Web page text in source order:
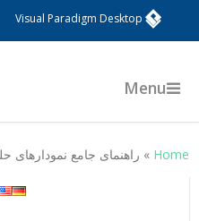
Visual Paradigm Desktop
Menu
Home
» راهنمای جامع نمودارهای